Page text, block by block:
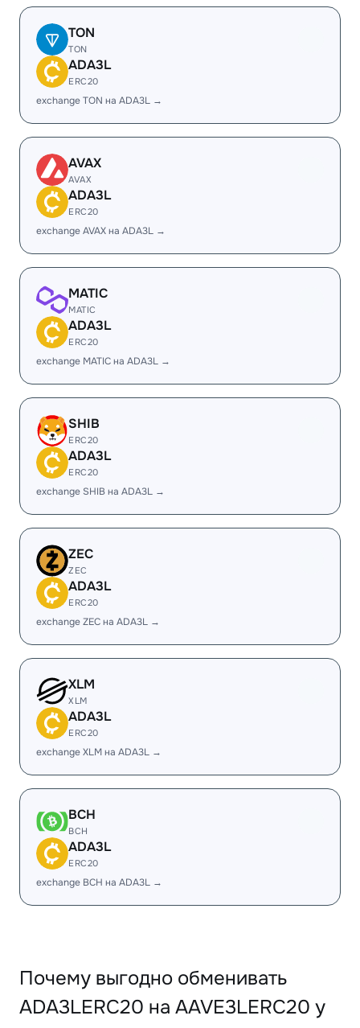
TON
TON
ADA3L
ERC20
exchange TON на ADA3L →
AVAX
AVAX
ADA3L
ERC20
exchange AVAX на ADA3L →
MATIC
MATIC
ADA3L
ERC20
exchange MATIC на ADA3L →
SHIB
ERC20
ADA3L
ERC20
exchange SHIB на ADA3L →
ZEC
ZEC
ADA3L
ERC20
exchange ZEC на ADA3L →
XLM
XLM
ADA3L
ERC20
exchange XLM на ADA3L →
BCH
BCH
ADA3L
ERC20
exchange BCH на ADA3L →
Почему выгодно обменивать
ADA3LERC20 на AAVE3LERC20 у